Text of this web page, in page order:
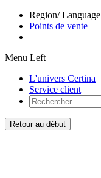
Region/ Language
Points de vente
Menu Left
L'univers Certina
Service client
Retour au début